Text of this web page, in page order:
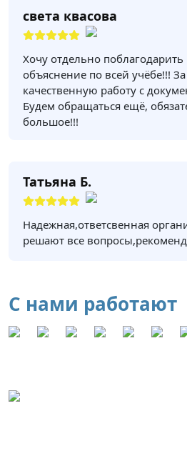
света квасова
Хочу отдельно поблагодарить
объяснение по всей учёбе!!!
качественную работу с
Будем обращаться ещё,
большое!!!
Татьяна Б.
Надежная,ответсвенная
решают все
С нами работают